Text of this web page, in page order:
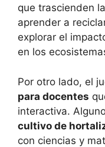
que trascienden
aprender a
explorar el
en los
Por otro lado, el
para docentes
interactiva.
cultivo de
con ciencias y